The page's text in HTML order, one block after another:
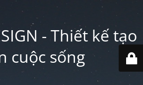
- Thiết kế tạo
cuộc sống